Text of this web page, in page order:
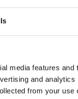
media features
and
from your